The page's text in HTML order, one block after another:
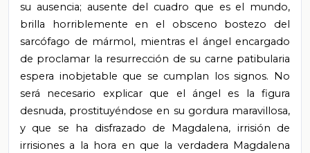
su ausencia; ausente del cuadro que es el mundo,
brilla horriblemente en el obsceno bostezo del
sarcófago de mármol, mientras el ángel encargado
de proclamar la resurrección de su carne patibularia
espera inobjetable que se cumplan los signos. No
será necesario explicar que el ángel es la figura
desnuda, prostituyéndose en su gordura maravillosa,
y que se ha disfrazado de Magdalena, irrisión de
irrisiones a la hora en que la verdadera Magdalena